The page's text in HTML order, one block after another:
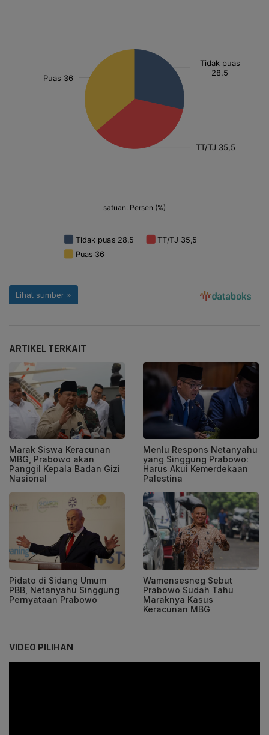
ARTIKEL TERKAIT
Marak Siswa Keracunan
MBG, Prabowo akan
Panggil Kepala Badan Gizi
Nasional
Menlu Respons Netanyahu
yang Singgung Prabowo:
Harus Akui Kemerdekaan
Palestina
Pidato di Sidang Umum
PBB, Netanyahu Singgung
Pernyataan Prabowo
Wamensesneg Sebut
Prabowo Sudah Tahu
Maraknya Kasus
Keracunan MBG
VIDEO PILIHAN